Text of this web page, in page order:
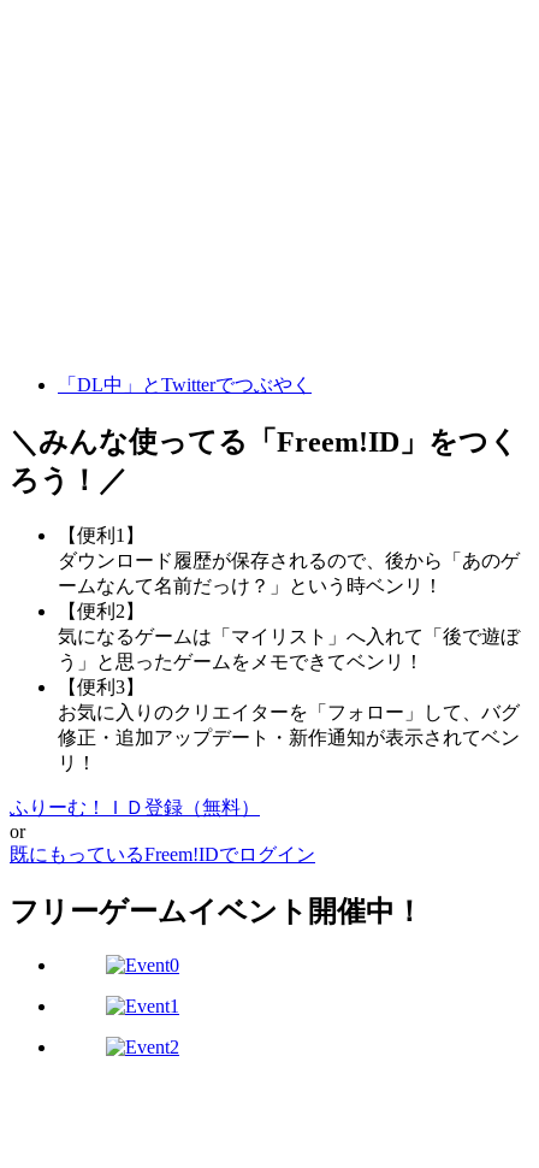
「DL中」とTwitterでつぶやく
＼みんな使ってる「 Freem!ID 」をつく
ろう！／
【便利1】
ダウンロード履歴が保存されるので、後から「あのゲ
ームなんて名前だっけ？」という時ベンリ！
【便利2】
気になるゲームは「マイリスト」へ入れて「後で遊ぼ
う」と思ったゲームをメモできてベンリ！
【便利3】
お気に入りのクリエイターを「フォロー」して、バグ
修正・追加アップデート・新作通知が表示されてベン
リ！
ふりーむ！ＩＤ登録（無料）
or
既にもっているFreem!IDでログイン
フリーゲームイベント開催中！